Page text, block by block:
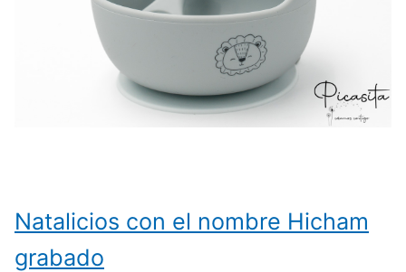
Natalicios con el nombre Hicham
grabado